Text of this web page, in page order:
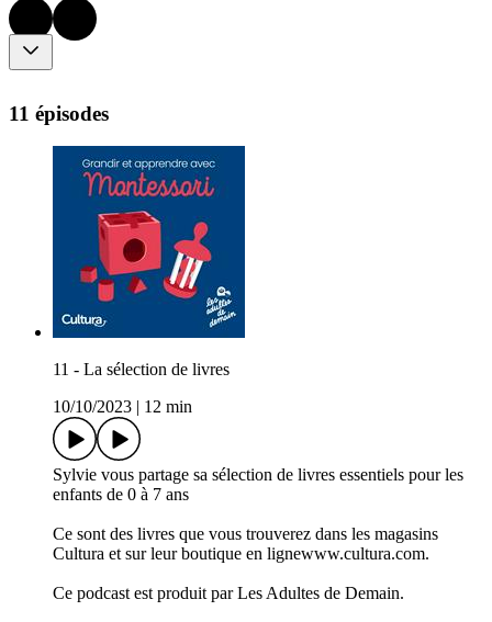
11 épisodes
11 - La sélection de livres
10/10/2023
12 min
Sylvie vous partage sa sélection de livres essentiels pour les
enfants de 0 à 7 ans
Ce sont des livres que vous trouverez dans les magasins
Cultura et sur leur boutique en lignewww.cultura.com.
Ce podcast est produit par Les Adultes de Demain.